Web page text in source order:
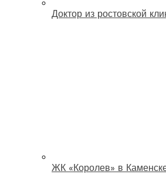
Доктор из ростовской
ЖК «Королев» в